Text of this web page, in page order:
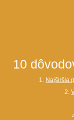
10
1. Najširšia
2.